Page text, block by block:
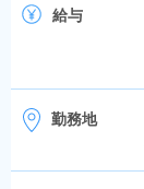
給与
勤務地